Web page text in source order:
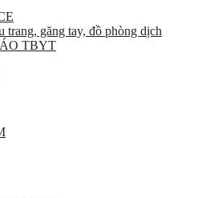
trang, găng tay, đồ phòng dịch
TBYT